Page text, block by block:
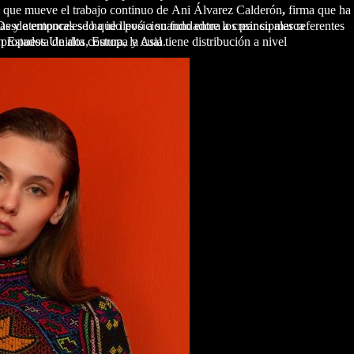
que mueve el trabajo continuo de Ani Álvarez Calderón,
incluso, se han presentado en Estados Unidos, Europa y Asia.